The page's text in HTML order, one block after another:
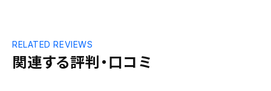
関連する評判・口コミ
RELATED REVIEWS